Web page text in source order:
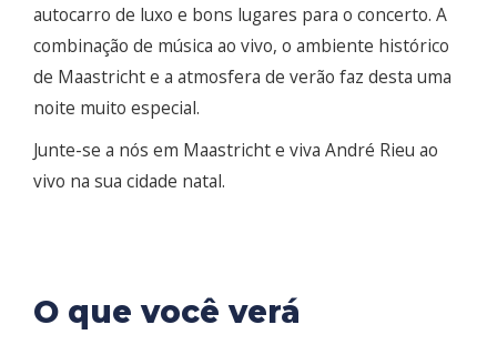
autocarro de luxo e bons lugares para o concerto. A
combinação de música ao vivo, o ambiente histórico
de Maastricht e a atmosfera de verão faz desta uma
noite muito especial.
Junte-se a nós em Maastricht e viva André Rieu ao
vivo na sua cidade natal.
O que você verá